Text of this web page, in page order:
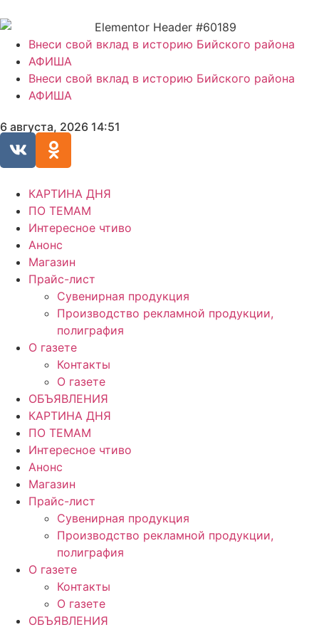
Внеси свой вклад в историю Бийского района
АФИША
Внеси свой вклад в историю Бийского района
АФИША
6 августа, 2026 14:51
КАРТИНА ДНЯ
ПО ТЕМАМ
Интересное чтиво
Анонс
Магазин
Прайс-лист
Сувенирная продукция
Производство рекламной продукции,
полиграфия
О газете
Контакты
О газете
ОБЪЯВЛЕНИЯ
КАРТИНА ДНЯ
ПО ТЕМАМ
Интересное чтиво
Анонс
Магазин
Прайс-лист
Сувенирная продукция
Производство рекламной продукции,
полиграфия
О газете
Контакты
О газете
ОБЪЯВЛЕНИЯ